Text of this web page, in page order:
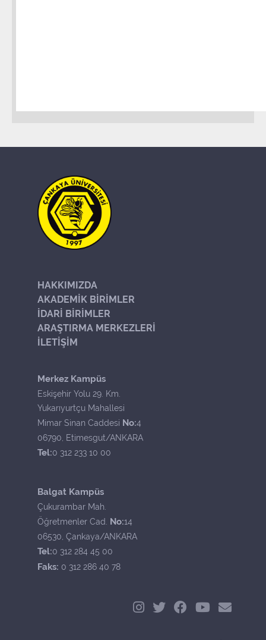
HAKKIMIZDA
AKADEMİK BİRİMLER
İDARİ BİRİMLER
ARAŞTIRMA MERKEZLERİ
İLETİŞİM
Merkez Kampüs
Eskişehir Yolu 29. Km.
Yukarıyurtçu Mahallesi
Mimar Sinan Caddesi No:4
06790, Etimesgut/ANKARA
Tel:0 312 233 10 00
Balgat Kampüs
Çukurambar Mah.
Öğretmenler Cad. No:14
06530, Çankaya/ANKARA
Tel:0 312 284 45 00
Faks: 0 312 286 40 78